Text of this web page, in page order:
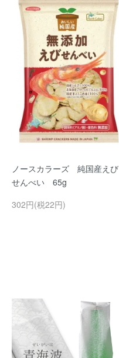
ノースカラーズ 純国産えび
せんべい 65g
302円(税22円)